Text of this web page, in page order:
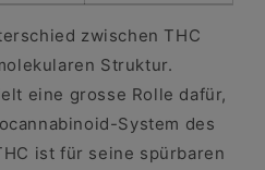
zwischen THC
Struktur.
eine grosse Rolle dafür,
System des
ist für seine spürbaren